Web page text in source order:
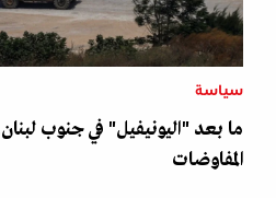
سياسة
ما بعد "اليونيفيل" في جنوب
المفاوضات